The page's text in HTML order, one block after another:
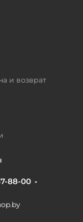
и возврат
88-00